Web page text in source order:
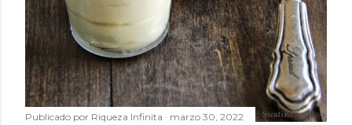
Publicado por Riqueza Infinita marzo 30, 2022